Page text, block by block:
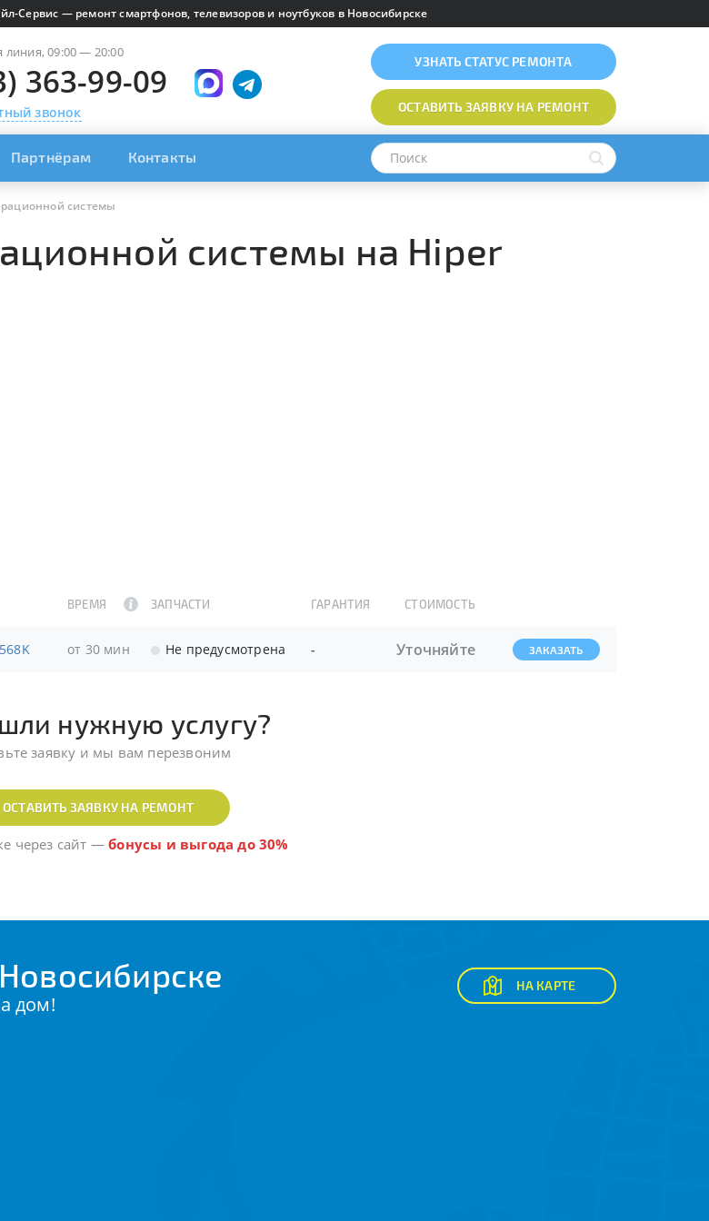
Сервис — ремонт смартфонов, телевизоров и ноутбуков в Новосибирске
09:00 — 20:00
363-99-09
звонок
УЗНАТЬ СТАТУС РЕМОНТА
ОСТАВИТЬ ЗАЯВКУНА РЕМОНТ
Партнёрам Контакты
системы
системы на Hiper
ВРЕМЯ ЗАПЧАСТИ ГАРАНТИЯ СТОИМОСТЬ
от 30 мин Не предусмотрена - Уточняйте ЗАКАЗАТЬ
нужную услугу?
заявку и мы вам перезвоним
ОСТАВИТЬ ЗАЯВКУ НА РЕМОНТ
через сайт —бонусы и выгода до 30%
дом!
НА КАРТЕ